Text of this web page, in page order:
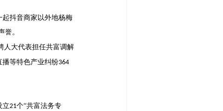
抖音商家以外地杨梅
誉。
人大代表担任共富调解
播等特色产业纠纷364
立21个“共富法务专